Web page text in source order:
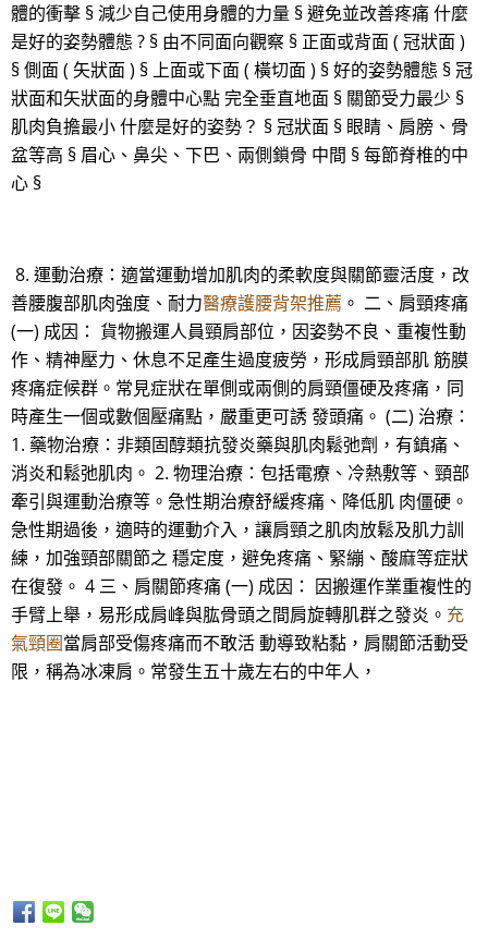
體的衝擊 § 減少自己使用身體的力量 § 避免並改善疼痛 什麼
是好的姿勢體態 ? § 由不同面向觀察 § 正面或背面 ( 冠狀面 )
§ 側面 ( 矢狀面 ) § 上面或下面 ( 橫切面 ) § 好的姿勢體態 § 冠
狀面和矢狀面的身體中心點 完全垂直地面 § 關節受力最少 §
肌肉負擔最小 什麼是好的姿勢？ § 冠狀面 § 眼睛、肩膀、骨
盆等高 § 眉心、鼻尖、下巴、兩側鎖骨 中間 § 每節脊椎的中
心 §
8. 運動治療：適當運動增加肌肉的柔軟度與關節靈活度，改
善腰腹部肌肉強度、耐力醫療護腰背架推薦 。 二、肩頸疼痛
(一) 成因： 貨物搬運人員頸肩部位，因姿勢不良、重複性動
作、精神壓力、休息不足產生過度疲勞，形成肩頸部肌 筋膜
疼痛症候群。常見症狀在單側或兩側的肩頸僵硬及疼痛，同
時產生一個或數個壓痛點，嚴重更可誘 發頭痛。 (二) 治療：
1. 藥物治療：非類固醇類抗發炎藥與肌肉鬆弛劑，有鎮痛、
消炎和鬆弛肌肉。 2. 物理治療：包括電療、冷熱敷等、頸部
牽引與運動治療等。急性期治療舒緩疼痛、降低肌 肉僵硬。
急性期過後，適時的運動介入，讓肩頸之肌肉放鬆及肌力訓
練，加強頸部關節之 穩定度，避免疼痛、緊繃、酸麻等症狀
在復發。 4 三、肩關節疼痛 (一) 成因： 因搬運作業重複性的
手臂上舉，易形成肩峰與肱骨頭之間肩旋轉肌群之發炎。 充
氣頸圈當肩部受傷疼痛而不敢活 動導致粘黏，肩關節活動受
限，稱為冰凍肩。常發生五十歲左右的中年人，